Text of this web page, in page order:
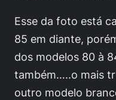
Esse da foto está
85 em diante,
dos modelos 80 à
também…..o mais
outro modelo